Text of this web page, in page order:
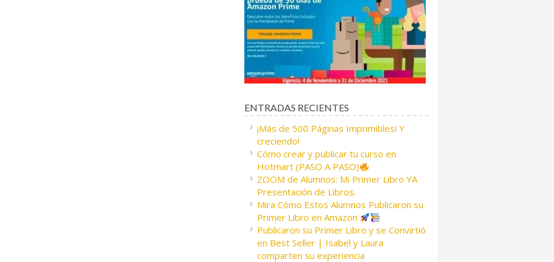
ENTRADAS RECIENTES
¡Más de 500 Páginas Imprimibles! Y
creciendo!
Cómo crear y publicar tu curso en
Hotmart (PASO A PASO)
ZOOM de Alumnos: Mi Primer Libro YA
Presentación de Libros.
Mira Cómo Estos Alumnos Publicaron su
Primer Libro en Amazon
Publicaron su Primer Libro y se Convirtió
en Best Seller | Isabel y Laura
comparten su experiencia